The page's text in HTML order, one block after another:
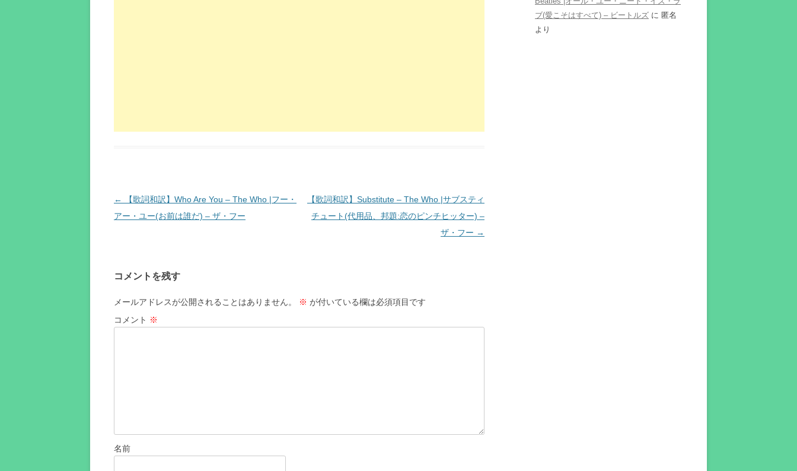
投
稿
ー
シ
ョ
←
【歌詞和訳】Who Are You – The Who |フー・
アー・ユー(お前は誰だ) – ザ・フー
【歌詞和訳】Substitute – The Who |サブスティ
チュート(代用品、邦題:恋のピンチヒッター) –
ザ・フー →
コメントを残す
メールアドレスが公開されることはありません。 ※ が付いている欄は必須項目です
コメント ※
名前
ブ(愛こそはすべて) – ビートルズ に 匿名
より